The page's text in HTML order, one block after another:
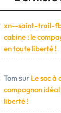
xn--saint-trail-
cabine : le
en toute liberté !
Tom sur Le sac à
compagnon
liberté !